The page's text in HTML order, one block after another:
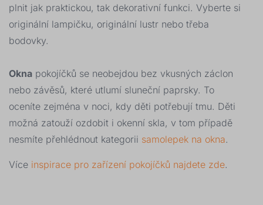
plnit jak praktickou, tak dekorativní funkci. Vyberte si
originální lampičku, originální lustr nebo třeba
bodovky.
Okna pokojíčků se neobejdou bez vkusných záclon
nebo závěsů, které utlumí sluneční paprsky. To
oceníte zejména v noci, kdy děti potřebují tmu. Děti
možná zatouží ozdobit i okenní skla, v tom případě
nesmíte přehlédnout kategorii samolepek na okna.
Více inspirace pro zařízení pokojíčků najdete zde.